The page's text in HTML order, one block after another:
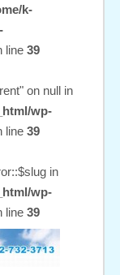
k-
line 39
on null in
wp-
line 39
in
wp-
line 39